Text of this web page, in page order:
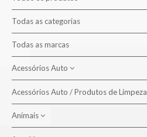
Todas as categorias
Todas as marcas
Acessórios Auto
Produtos de Limpeza
Acessórios Auto / Produtos de Limpeza
Animais